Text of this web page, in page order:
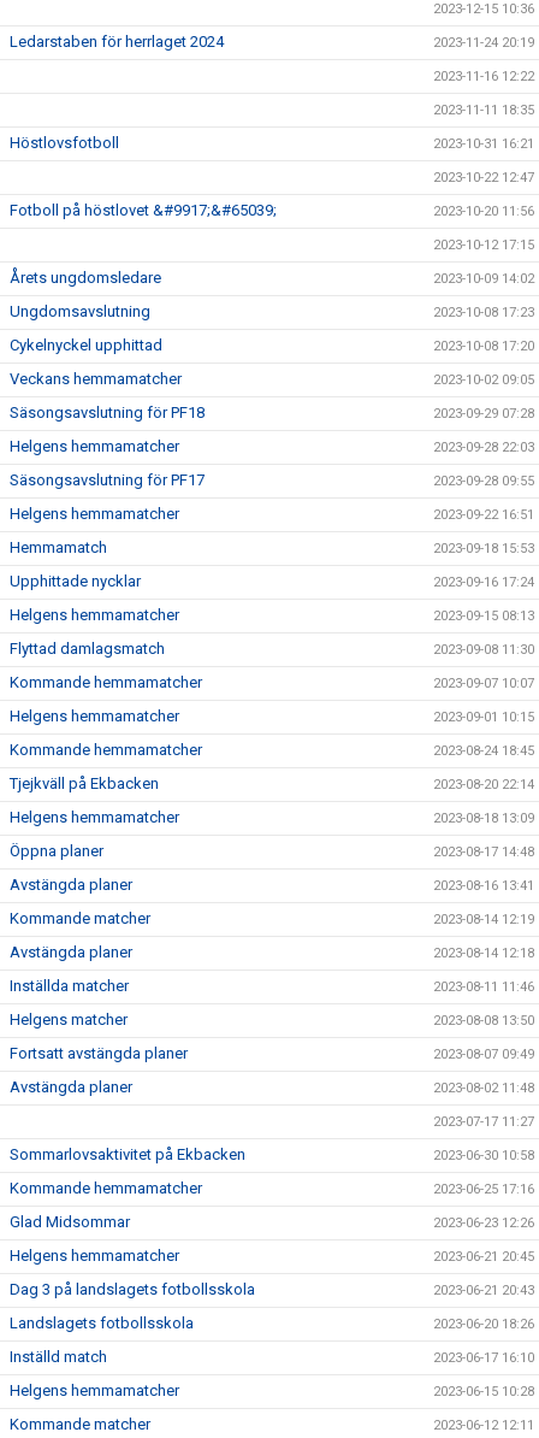
2023-12-15 10:36
Ledarstaben för herrlaget 2024 2023-11-24 20:19
2023-11-16 12:22
2023-11-11 18:35
Höstlovsfotboll 2023-10-31 16:21
2023-10-22 12:47
Fotboll på höstlovet &#9917;&#65039; 2023-10-20 11:56
2023-10-12 17:15
Årets ungdomsledare 2023-10-09 14:02
Ungdomsavslutning 2023-10-08 17:23
Cykelnyckel upphittad 2023-10-08 17:20
Veckans hemmamatcher 2023-10-02 09:05
Säsongsavslutning för PF18 2023-09-29 07:28
Helgens hemmamatcher 2023-09-28 22:03
Säsongsavslutning för PF17 2023-09-28 09:55
Helgens hemmamatcher 2023-09-22 16:51
Hemmamatch 2023-09-18 15:53
Upphittade nycklar 2023-09-16 17:24
Helgens hemmamatcher 2023-09-15 08:13
Flyttad damlagsmatch 2023-09-08 11:30
Kommande hemmamatcher 2023-09-07 10:07
Helgens hemmamatcher 2023-09-01 10:15
Kommande hemmamatcher 2023-08-24 18:45
Tjejkväll på Ekbacken 2023-08-20 22:14
Helgens hemmamatcher 2023-08-18 13:09
Öppna planer 2023-08-17 14:48
Avstängda planer 2023-08-16 13:41
Kommande matcher 2023-08-14 12:19
Avstängda planer 2023-08-14 12:18
Inställda matcher 2023-08-11 11:46
Helgens matcher 2023-08-08 13:50
Fortsatt avstängda planer 2023-08-07 09:49
Avstängda planer 2023-08-02 11:48
2023-07-17 11:27
Sommarlovsaktivitet på Ekbacken 2023-06-30 10:58
Kommande hemmamatcher 2023-06-25 17:16
Glad Midsommar 2023-06-23 12:26
Helgens hemmamatcher 2023-06-21 20:45
Dag 3 på landslagets fotbollsskola 2023-06-21 20:43
Landslagets fotbollsskola 2023-06-20 18:26
Inställd match 2023-06-17 16:10
Helgens hemmamatcher 2023-06-15 10:28
Kommande matcher 2023-06-12 12:11